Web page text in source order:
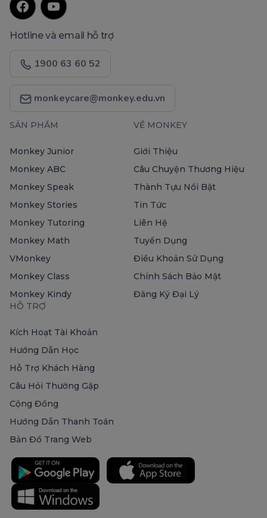
Hotline và email hỗ trợ
1900 63 60 52
monkeycare@monkey.edu.vn
SẢN PHẨM
Monkey Junior
Monkey ABC
Monkey Speak
Monkey Stories
Monkey Tutoring
Monkey Math
VMonkey
Monkey Class
Monkey Kindy
VỀ MONKEY
Giới Thiệu
Câu Chuyện Thương Hiệu
Thành Tựu Nổi Bật
Tin Tức
Liên Hệ
Tuyển Dụng
Điều Khoản Sử Dụng
Chính Sách Bảo Mật
Đăng Ký Đại Lý
HỖ TRỢ
Kích Hoạt Tài Khoản
Hướng Dẫn Học
Hỗ Trợ Khách Hàng
Câu Hỏi Thường Gặp
Cộng Đồng
Hướng Dẫn Thanh Toán
Bản Đồ Trang Web